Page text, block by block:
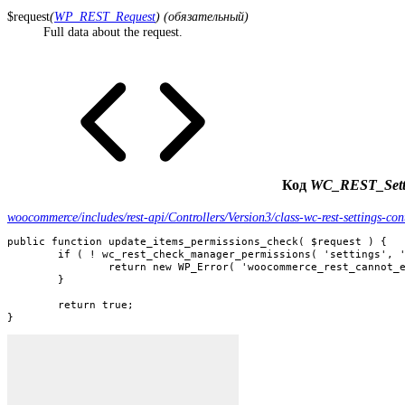
$request(WP_REST_Request) (обязательный)
Full data about the request.
Код
woocommerce/includes/rest-api/Controllers/Version3/class-wc-rest-settings-
public function update_items_permissions_check( $request ) {
}